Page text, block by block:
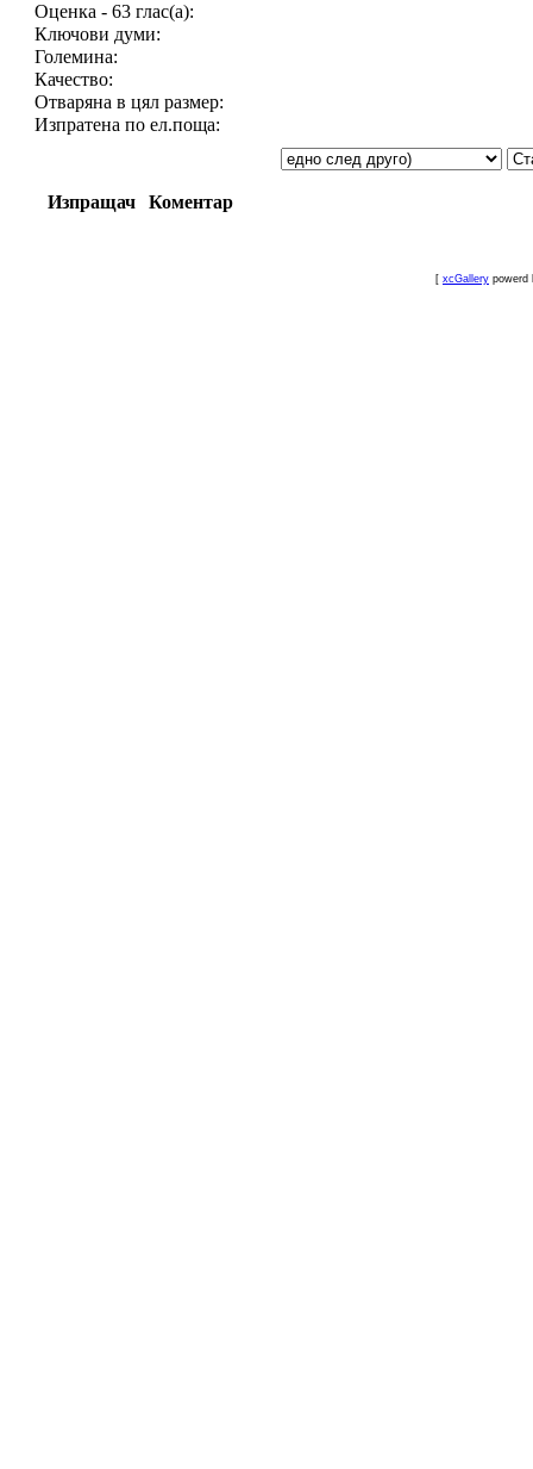
Оценка - 63 глас(а):
Ключови думи:
Големина:
Качество:
Отваряна в цял размер:
Изпратена по ел.поща:
Изпращач Коментар
[ xcGallery